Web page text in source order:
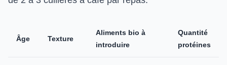
Âge Texture
Aliments bio à
introduire
Quantité
protéines